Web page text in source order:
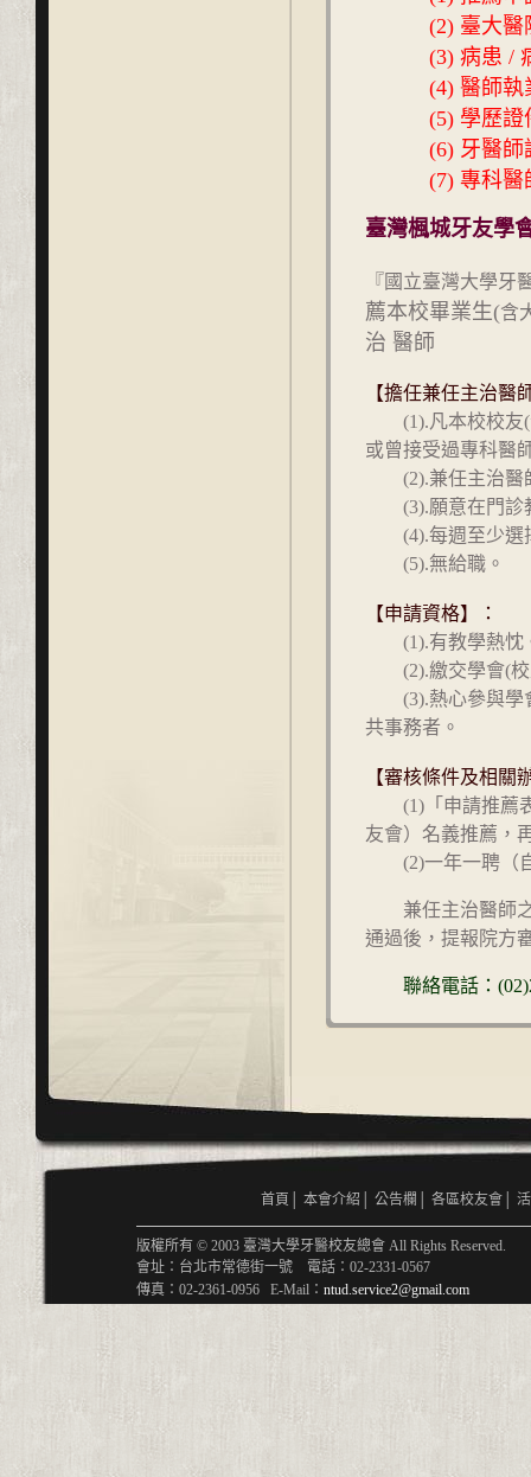
(2) 臺大醫院
(3) 病患 / 病
(4) 醫師執業
(5) 學歷證
(6) 牙醫師證
(7) 專科醫師
臺灣楓城牙友學
『國立臺灣大學牙
薦本校畢業生(含
治 醫師
【擔任兼任主治醫
(1).凡本校校友(
或曾接受過專科醫
(2).兼任主治醫師
(3).願意在門診
(4).每週至少選
(5).無給職。
【申請資格】：
(1).有教學熱忱
(2).繳交學會(校
(3).熱心參與學會
共事務者。
【審核條件及相關
(1)「申請推薦表
友會）名義推薦，
(2)一年一聘（自
兼任主治醫師之
通過後，提報院方
聯絡電話：
首頁 本會介紹 公告欄 各區校友會
版權所有 © 2003 臺灣大學牙醫校友總會 All Rights Reserved.
會址：台北市常德街一號 電話：02-2331-0567
傳真：02-2361-0956 E-Mail： ntud.service2@gmail.com